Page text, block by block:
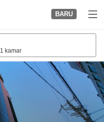
BARU
1 kamar